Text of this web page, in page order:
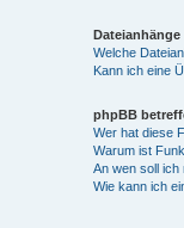
Dateianhänge
Welche
Kann ich eine
phpBB
Wer hat diese
Warum ist
An wen soll
Wie kann ich